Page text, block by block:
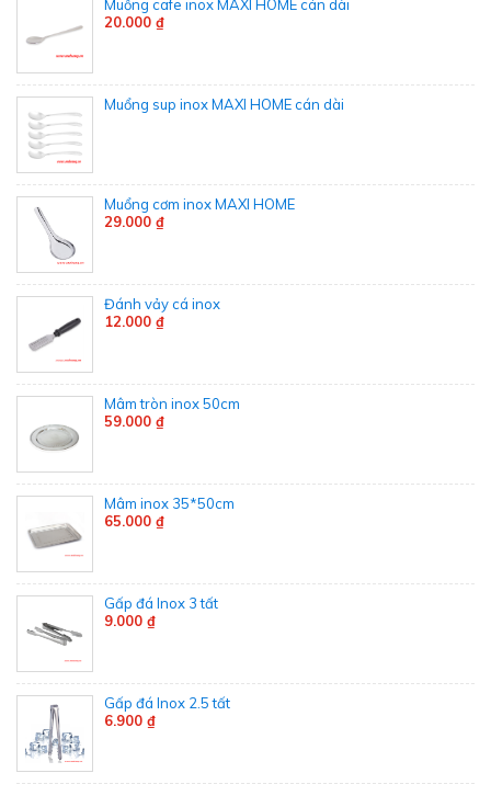
Muổng cafe inox MAXI HOME cán dài
20.000 ₫
Muổng sup inox MAXI HOME cán dài
Muổng cơm inox MAXI HOME
29.000 ₫
Đánh vảy cá inox
12.000 ₫
Mâm tròn inox 50cm
59.000 ₫
Mâm inox 35*50cm
65.000 ₫
Gấp đá Inox 3 tất
9.000 ₫
Gấp đá Inox 2.5 tất
6.900 ₫